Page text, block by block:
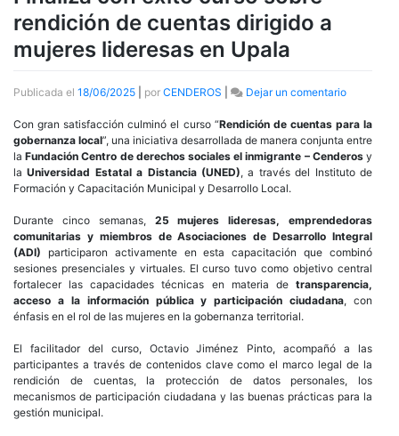
rendición de cuentas dirigido a
mujeres lideresas en Upala
Publicada el 18/06/2025 por CENDEROS Dejar un comentarioen
con
éxito
curso
sobre
cuentas
dirigido
a
mujeres
lideresas
en
Con gran satisfacción culminó el curso “Rendición de cuentas para la
gobernanza local”, una iniciativa desarrollada de manera conjunta entre
laFundación Centro de derechos sociales el inmigrante – Cenderosy
laUniversidad Estatal a Distancia (UNED), a través del Instituto de
Formación y Capacitación Municipal y Desarrollo Local.
Durante cinco semanas, 25 mujeres lideresas, emprendedoras
comunitarias y miembros de Asociaciones de Desarrollo Integral
(ADI) participaron activamente en esta capacitación que combinó
sesiones presenciales y virtuales. El curso tuvo como objetivo central
fortalecer las capacidades técnicas en materia de transparencia,
acceso a la información pública y participación ciudadana, con
énfasis en el rol de las mujeres en la gobernanza territorial.
El facilitador del curso, Octavio Jiménez Pinto, acompañó a las
participantes a través de contenidos clave como el marco legal de la
rendición de cuentas, la protección de datos personales, los
mecanismos de participación ciudadana y las buenas prácticas para la
gestión municipal.